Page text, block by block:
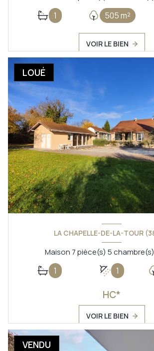
1 505 m²
VOIR LE BIEN
LOUÉ
LA CHAPELLE-DE-LA-TOUR
1 1
HC*
VOIR LE BIEN
VENDU